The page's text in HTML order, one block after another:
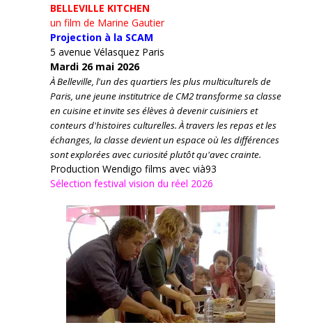
BELLEVILLE KITCHEN
un film de Marine Gautier
Projection à la SCAM
5 avenue Vélasquez Paris
Mardi 26 mai 2026
À Belleville, l'un des quartiers les plus multiculturels de
Paris, une jeune institutrice de CM2 transforme sa classe
en cuisine et invite ses élèves à devenir cuisiniers et
conteurs d'histoires culturelles. À travers les repas et les
échanges, la classe devient un espace où les différences
sont explorées avec curiosité plutôt qu'avec crainte.
Production Wendigo films avec vià93
Sélection festival vision du réel 2026